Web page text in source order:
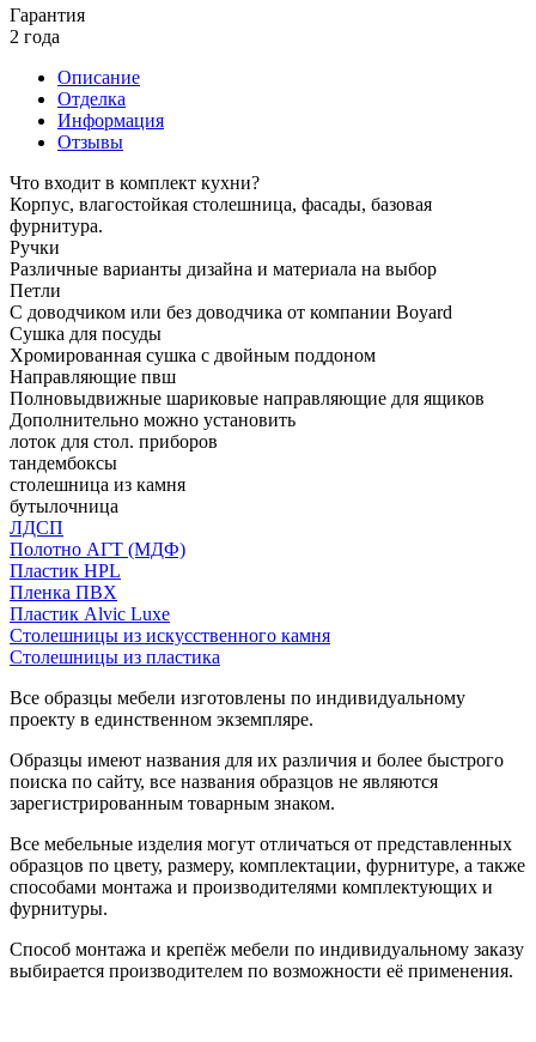
Гарантия
2 года
Описание
Отделка
Информация
Отзывы
Что входит в комплект кухни?
Корпус, влагостойкая столешница, фасады, базовая
фурнитура.
Ручки
Различные варианты дизайна и материала на выбор
Петли
С доводчиком или без доводчика от компании Boyard
Сушка для посуды
Хромированная сушка с двойным поддоном
Направляющие пвш
Полновыдвижные шариковые направляющие для ящиков
Дополнительно можно установить
лоток для стол. приборов
тандембоксы
столешница из камня
бутылочница
ЛДСП
Полотно АГТ (МДФ)
Пластик HPL
Пленка ПВХ
Пластик Alvic Luxe
Столешницы из искусственного камня
Столешницы из пластика
Все образцы мебели изготовлены по индивидуальному
проекту в единственном экземпляре.
Образцы имеют названия для их различия и более быстрого
поиска по сайту, все названия образцов не являются
зарегистрированным товарным знаком.
Все мебельные изделия могут отличаться от представленных
образцов по цвету, размеру, комплектации, фурнитуре, а также
способами монтажа и производителями комплектующих и
фурнитуры.
Способ монтажа и крепёж мебели по индивидуальному заказу
выбирается производителем по возможности её применения.